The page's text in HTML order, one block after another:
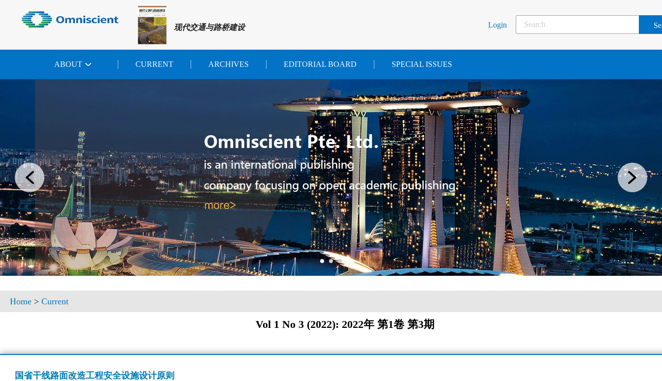
现代交通与路桥建设 Login
ABOUT CURRENT ARCHIVES EDITORIAL BOARD SPECIAL ISSUES
Home > Current
Vol 1 No 3 (2022): 2022年 第1卷 第3期
国省干线路面改造工程安全设施设计原则